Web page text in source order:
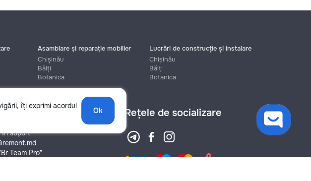
îți exprimi acordul
Ok
Asamblare și reparație mobilier
Chișinău
Bălți
Botanica
Lucrări de construcție și instalare
Chișinău
Bălți
Botanica
în suport
Team Pro"
Rețele de socializare